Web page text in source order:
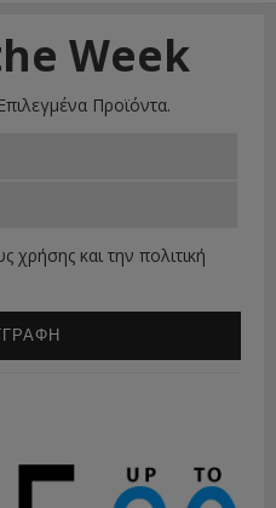
Week
Προϊόντα.
χρήσης και την πολιτική